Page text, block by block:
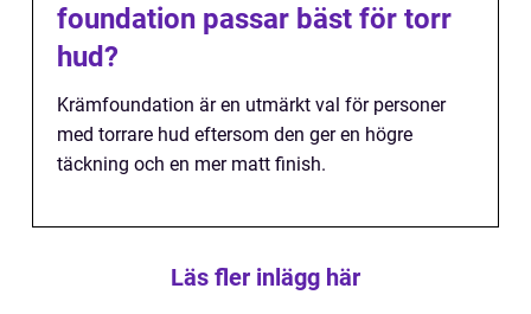
foundation passar bäst för torr
hud?
Krämfoundation är en utmärkt val för personer
med torrare hud eftersom den ger en högre
täckning och en mer matt finish.
Läs fler inlägg här